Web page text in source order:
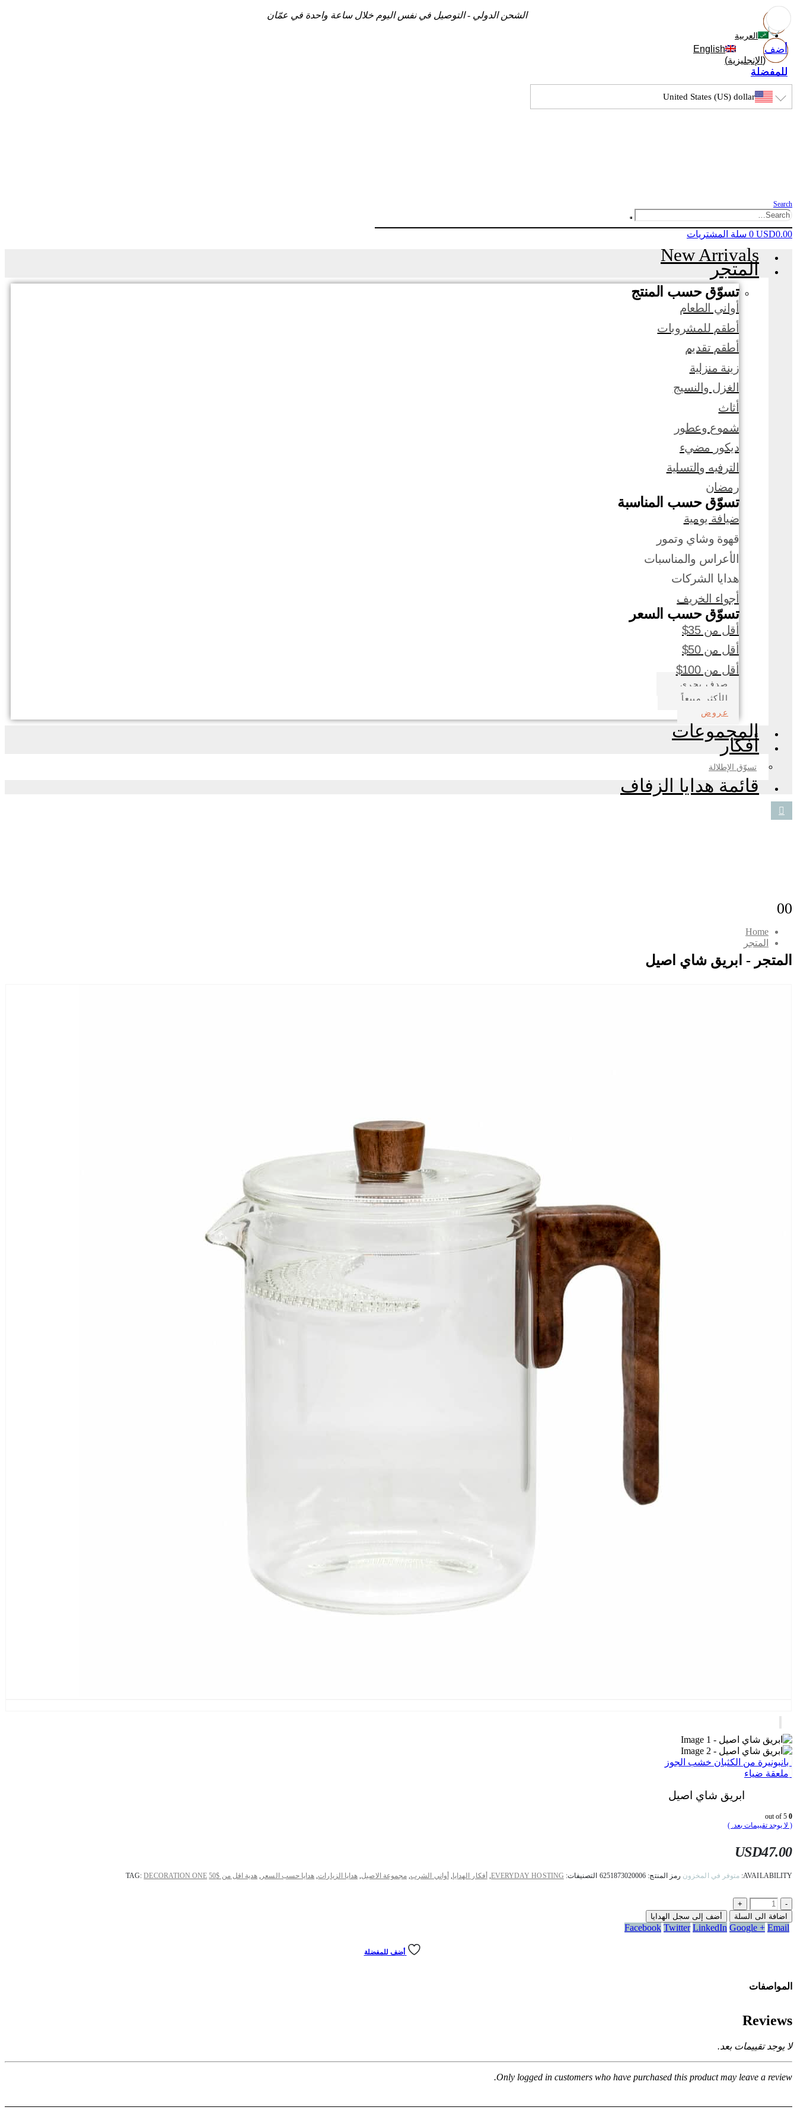
الشحن الدولي - التوصيل في نفس اليوم خلال ساعة واحدة في عمّان
العربية
English
( الإنجليزية)
United States (US) dollar
Search
USD0.00
0 سلة المشتريات
New Arrivals
المتجر
تسوّق حسب المنتج
أواني الطعام
أطقم للمشروبات
أطقم تقديم
زينة منزلية
الغزل والنسيج
أثاث
شموع وعطور
ديكور مضيء
الترفيه والتسلية
رمضان
تسوّق حسب المناسبة
ضيافة يومية
قهوة وشاي وتمور
الأعراس والمناسبات
هدايا الشركات
أجواء الخريف
تسوّق حسب السعر
أقل من 35$
أقل من 50$
أقل من 100$
صدف بحري
الأكثر مبيعاً
عروض
المجموعات
أفكار
تسوّق الإطلالة
قائمة هدايا الزفاف
00
Home
المتجر
المتجر - ابريق شاي اصيل
بانبونيرة من الكثبان خشب الجوز
ملعقة ضياء
ابريق شاي اصيل
0
( لا يوجد تقييمات بعد. )
USD47.00
AVAILABILITY: متوفر في المخزون رمز المنتج: 6251873020006 التصنيفات: EVERYDAY HOSTING
, أفكار الهدايا, أواني الشرب, مجموعة الاصيل, هدايا الزيارات, هدايا حسب السعر , هدية اقل من $50 TAG:DECORATION ONE
-
+
اضافة الى السلة
أضف إلى سجل الهدايا
Facebook Twitter LinkedIn Google + Email
أضف للمفضلة
المواصفات
Reviews
لا يوجد تقييمات بعد.
Only logged in customers who have purchased this product may leave a review.
أضف
للمفضلة
أضف
للمفضلة
أضف
للمفضلة
أضف
للمفضلة